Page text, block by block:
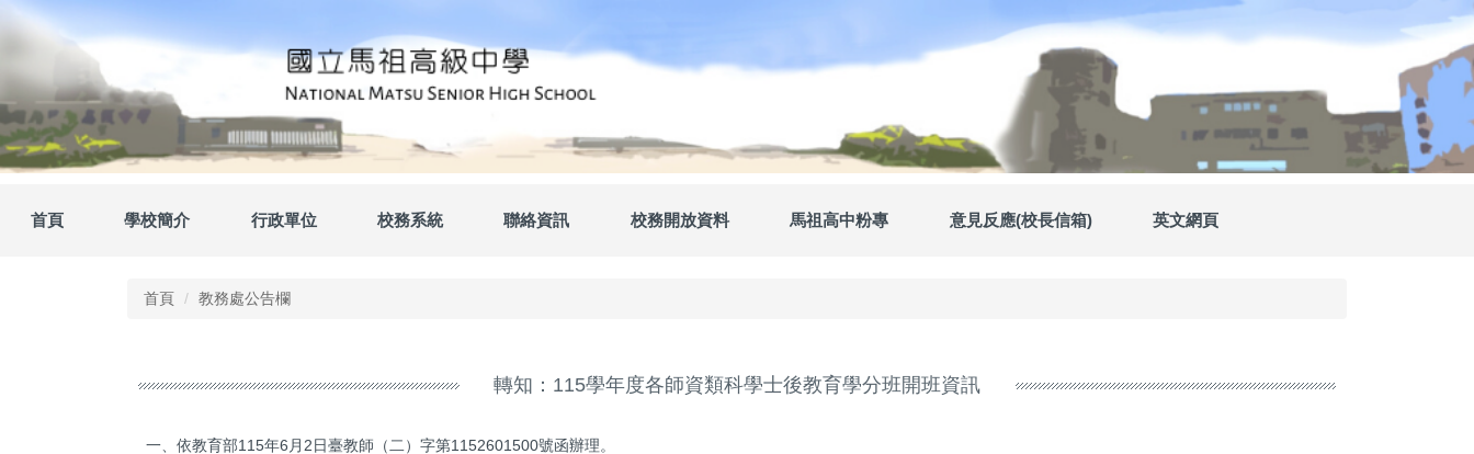
內
容
區
首頁 學校簡介 行政單位 校務系統 聯絡資訊 校務開放資料 馬祖高中粉專 意見反應(校長信箱) 英文網頁
首頁 教務處公告欄
轉知：115學年度各師資類科學士後教育學分班開班資訊
一、依教育部115年6月2日臺教師（二）字第1152601500號函辦理。